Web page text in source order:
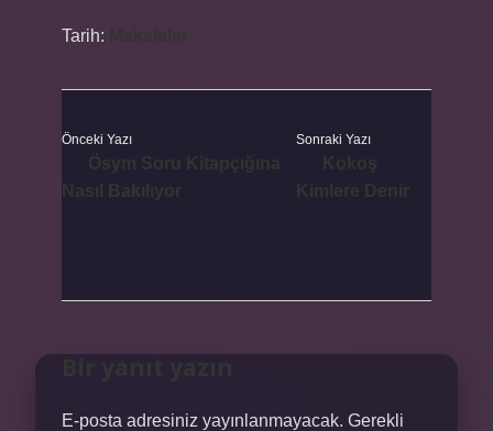
Tarih:
Önceki Yazı Sonraki Yazı
E-posta adresiniz yayınlanmayacak. Gerekli